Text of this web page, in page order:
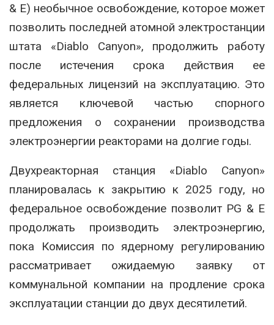
& E) необычное освобождение, которое может
позволить последней атомной электростанции
штата «Diablo Canyon», продолжить работу
после истечения срока действия ее
федеральных лицензий на эксплуатацию. Это
является ключевой частью спорного
предложения о сохранении производства
электроэнергии реакторами на долгие годы.
Двухреакторная станция «Diablo Canyon»
планировалась к закрытию к 2025 году, но
федеральное освобождение позволит PG & E
продолжать производить электроэнергию,
пока Комиссия по ядерному регулированию
рассматривает ожидаемую заявку от
коммунальной компании на продление срока
эксплуатации станции до двух десятилетий.